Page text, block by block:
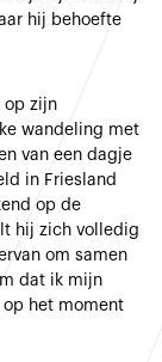
hij behoefte
op zijn
wandeling met
van een dagje
in Friesland
op de
hij zich volledig
om samen
dat ik mijn
het moment